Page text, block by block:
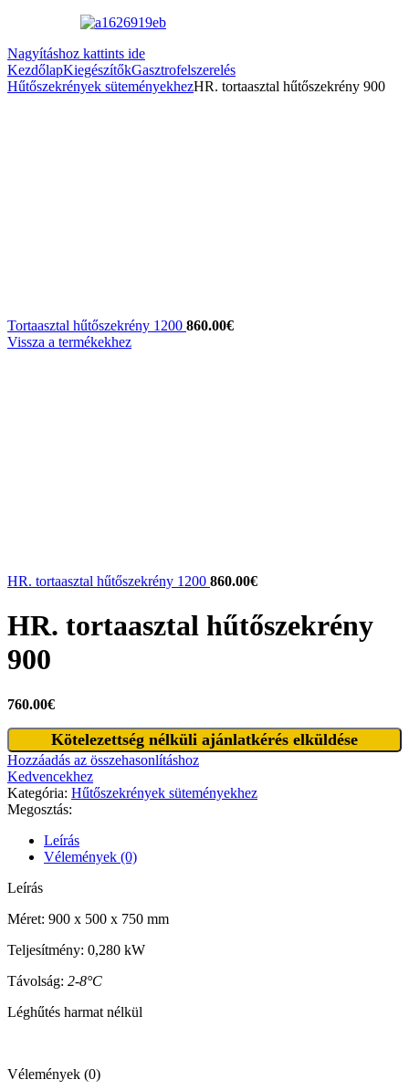
Nagyításhoz kattints ide
KezdőlapKiegészítőkGasztrofelszerelés
Hűtőszekrények süteményekhezHR. tortaasztal hűtőszekrény 900
Tortaasztal hűtőszekrény 1200 860.00€
Vissza a termékekhez
HR. tortaasztal hűtőszekrény 1200 860.00€
HR. tortaasztal hűtőszekrény
900
760.00€
HR.
tortaasztal
hűtőszekrény
900
mennyiség
Kötelezettség nélküli ajánlatkérés elküldése
Hozzáadás az összehasonlításhoz
Kedvencekhez
Kategória: Hűtőszekrények süteményekhez
Megosztás:
Leírás
Vélemények (0)
Leírás
Méret: 900 x 500 x 750 mm
Teljesítmény: 0,280 kW
Távolság: 2-8°C
Léghűtés harmat nélkül
Vélemények (0)